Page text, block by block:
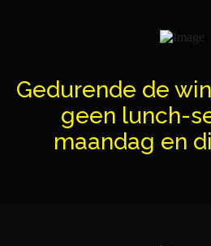
Gedurende de
geen lunch-
maandag en